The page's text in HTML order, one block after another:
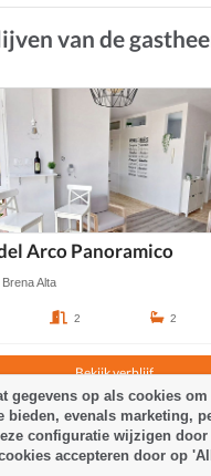
van de
Arco Panoramico
Alta
2 2
Bekijk verblijf
gegevens op als cookies
bieden, evenals marketing,
configuratie wijzigen
accepteren door op